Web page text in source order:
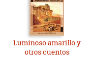
Luminoso amarillo y
otros cuentos